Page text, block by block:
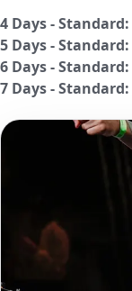
4 Days - Standard:
5 Days - Standard:
6 Days - Standard:
7 Days - Standard: